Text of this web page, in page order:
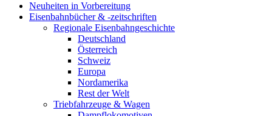
Neuheiten in Vorbereitung
Eisenbahnbücher & -zeitschriften
Regionale Eisenbahngeschichte
Deutschland
Österreich
Schweiz
Europa
Nordamerika
Rest der Welt
Triebfahrzeuge & Wagen